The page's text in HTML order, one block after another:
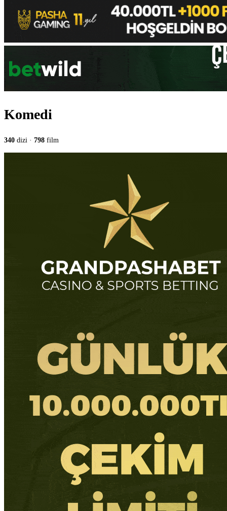
Komedi
340 dizi · 798 film